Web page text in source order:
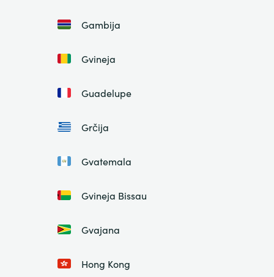
Gambija
Gvineja
Guadelupe
Grčija
Gvatemala
Gvineja Bissau
Gvajana
Hong Kong